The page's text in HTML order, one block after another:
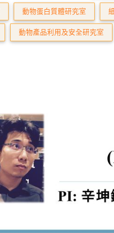
動物蛋白質體研究室
動物產品利用及安全研究室